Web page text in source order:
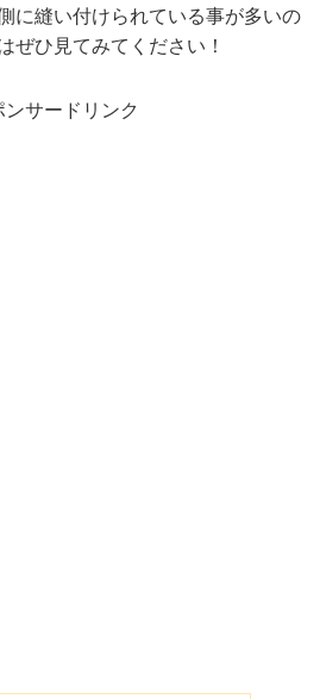
に縫い付けられている事が多いの
ぜひ見てみてください！
ンサードリンク